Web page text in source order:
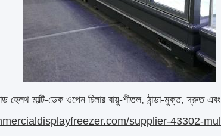
হেলথ মাল্টি-ডেক ওপেন চিলার বায়ু-শীতল, ঠান্ডা-মুক্ত, দ্রুত
supplier-43302-